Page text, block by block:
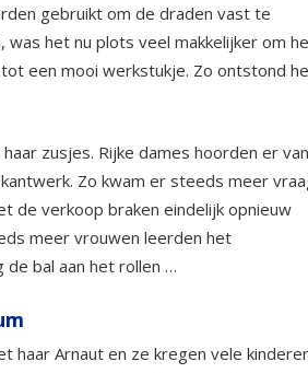
gebruikt om de draden vast te
was het nu plots veel makkelijker om
een mooi werkstukje. Zo ontstond
zusjes. Rijke dames hoorden er van
Zo kwam er steeds meer
de verkoop braken eindelijk opnieuw
meer vrouwen leerden het
de bal aan het rollen …
haar Arnaut en ze kregen vele